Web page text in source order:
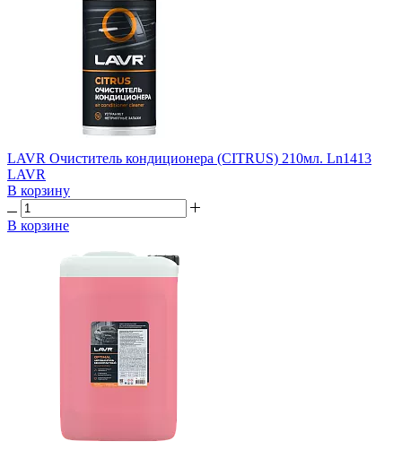
LAVR Очиститель кондиционера (CITRUS) 210мл. Ln1413
LAVR
В корзину
В корзине